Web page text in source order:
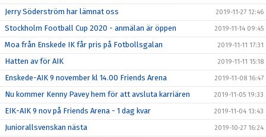
Jerry Söderström har lämnat oss 2019-11-27 12:46
Stockholm Football Cup 2020 - anmälan är öppen 2019-11-14 09:45
Moa från Enskede IK får pris på Fotbollsgalan 2019-11-11 17:31
Hatten av för AIK 2019-11-11 15:18
Enskede-AIK 9 november kl 14.00 Friends Arena 2019-11-08 16:47
Nu kommer Kenny Pavey hem för att avsluta karriären 2019-11-05 19:33
EIK-AIK 9 nov på Friends Arena - 1 dag kvar 2019-11-04 13:43
Juniorallsvenskan nästa 2019-10-27 16:24